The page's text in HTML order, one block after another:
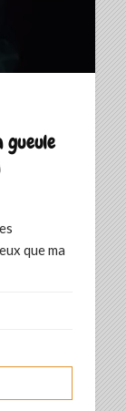
gueule
que ma